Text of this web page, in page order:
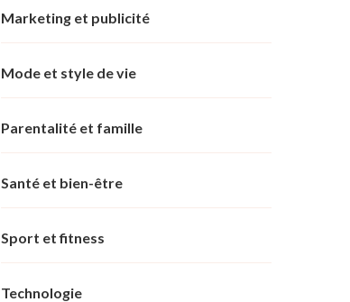
Marketing et publicité
Mode et style de vie
Parentalité et famille
Santé et bien-être
Sport et fitness
Technologie